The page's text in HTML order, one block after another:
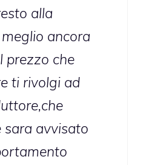
alla
ancora
prezzo che
ti rivolgi ad
avvisato